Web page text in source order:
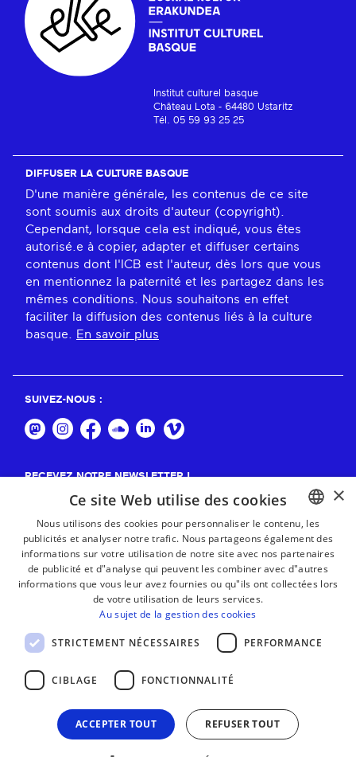
Institut culturel basque
Château Lota - 64480 Ustaritz
Tél. 05 59 93 25 25
DIFFUSER LA CULTURE BASQUE
D'une manière générale, les contenus de ce site
sont soumis aux droits d'auteur (copyright).
Cependant, lorsque cela est indiqué, vous êtes
autorisé.e à copier, adapter et diffuser certains
contenus dont l'ICB est l'auteur, dès lors que vous
en mentionnez la paternité et les partagez dans les
mêmes conditions. Nous souhaitons en effet
faciliter la diffusion des contenus liés à la culture
basque. En savoir plus
SUIVEZ-NOUS :
RECEVEZ NOTRE NEWSLETTER !
BASQUE
FRENCH
×
Ce site Web utilise des cookies
Nous utilisons des cookies pour personnaliser le contenu, les
publicités et analyser notre trafic. Nous partageons également des
informations sur votre utilisation de notre site avec nos partenaires
de publicité et d"analyse qui peuvent les combiner avec d"autres
informations que vous leur avez fournies ou qu"ils ont collectées lors
de votre utilisation de leurs services.
Au sujet de la gestion des cookies
STRICTEMENT NÉCESSAIRES PERFORMANCE
CIBLAGE FONCTIONNALITÉ
ACCEPTER TOUT REFUSER TOUT